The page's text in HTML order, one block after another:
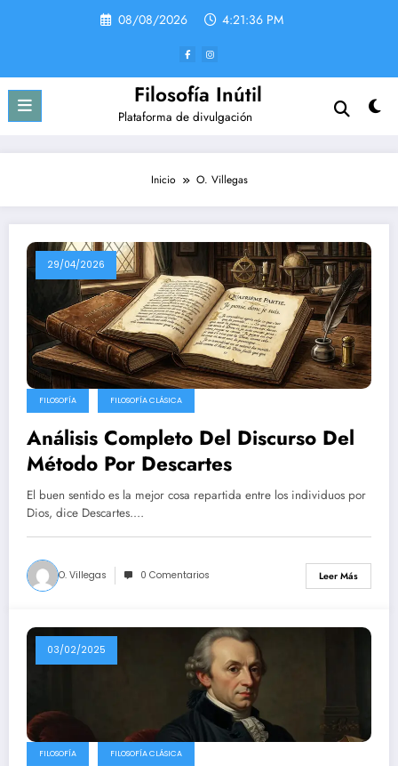
08/08/2026 4:21:36 PM
Filosofía Inútil
Plataforma de divulgación
Inicio O. Villegas
29/04/2026
FILOSOFÍA FILOSOFÍA CLÁSICA
Análisis Completo Del Discurso Del
Método Por Descartes
El buen sentido es la mejor cosa repartida entre los individuos por
Dios, dice Descartes.…
O. Villegas 0 Comentarios Leer Más
03/02/2025
FILOSOFÍA FILOSOFÍA CLÁSICA